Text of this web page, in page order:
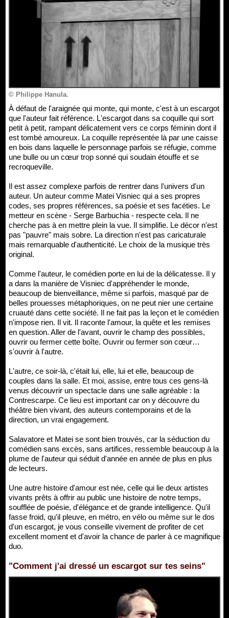
© Philippe Hanula.
À défaut de l'araignée qui monte, qui monte, c'est à un escargot
que l'auteur fait référence. L'escargot dans sa coquille qui sort
petit à petit, rampant délicatement vers ce corps féminin dont il
est tombé amoureux. La coquille représentée là par une caisse
en bois dans laquelle le personnage parfois se réfugie, comme
une bulle ou un cœur trop sonné qui soudain étouffe et se
recroqueville.
Il est assez complexe parfois de rentrer dans l'univers d'un
auteur. Un auteur comme Matei Visniec qui a ses propres
codes, ses propres références, sa poésie et ses facéties. Le
metteur en scène - Serge Barbuchia - respecte cela. Il ne
cherche pas à en mettre plein la vue. Il simplifie. Le décor n'est
pas "pauvre" mais sobre. La direction n'est pas caricaturale
mais remarquable d'authenticité. Le choix de la musique très
original.
Comme l'auteur, le comédien porte en lui de la délicatesse. Il y
a dans la manière de Visniec d'appréhender le monde,
beaucoup de bienveillance, même si parfois, masqué par de
belles prouesses métaphoriques, on ne peut nier une certaine
cruauté dans cette société. Il ne fait pas la leçon et le comédien
n'impose rien. Il vit. Il raconte l'amour, la quête et les remises
en question. Aller de l'avant, ouvrir le champ des possibles,
ouvrir ou fermer cette boîte. Ouvrir ou fermer son cœur…
s'ouvrir à l'autre.
L'autre, ce soir-là, c'était lui, elle, lui et elle, beaucoup de
couples dans la salle. Et moi, assise, entre tous ces gens-là
venus découvrir un spectacle dans une salle agréable : la
Contrescarpe. Ce lieu est important car on y découvre du
théâtre bien vivant, des auteurs contemporains et de la
direction, un vrai engagement.
Salavatore et Matei se sont bien trouvés, car la séduction du
comédien sans excès, sans artifices, ressemble beaucoup à la
plume de l'auteur qui séduit d'année en année de plus en plus
de lecteurs.
Une autre histoire d'amour est née, celle qui lie deux artistes
vivants prêts à offrir au public une histoire de notre temps,
soufflée de poésie, d'élégance et de grande intelligence. Qu'il
fasse froid, qu'il pleuve, en métro, en vélo ou même sur le dos
d'un escargot, je vous conseille vivement de profiter de cet
excellent moment et d'avoir la chance de parler à ce magnifique
duo.
"Comment j'ai dressé un escargot sur tes seins"